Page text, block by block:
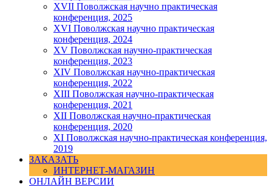
XVII Поволжская научно практическая
конференция, 2025
XVI Поволжская научно практическая
конференция, 2024
ХV Поволжская научно-практическая
конференция, 2023
ХIV Поволжская научно-практическая
конференция, 2022
ХIII Поволжская научно-практическая
конференция, 2021
ХII Поволжская научно-практическая
конференция, 2020
XI Поволжская научно-практическая конференция,
2019
ЗАКАЗАТЬ
ИНТЕРНЕТ-МАГАЗИН
ОНЛАЙН ВЕРСИИ